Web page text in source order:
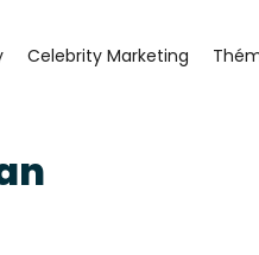
Celebrity Marketing